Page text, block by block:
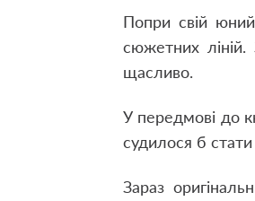
Попри свій
сюжетних ліній.
щасливо.
У передмові до
судилося б
Зараз